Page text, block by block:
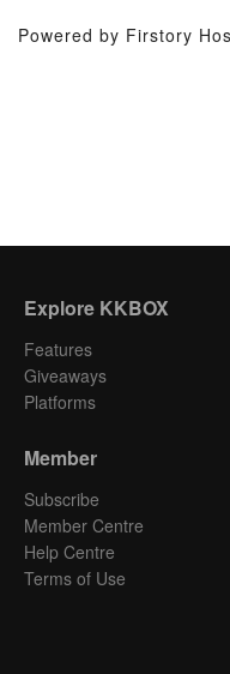
Powered by Firstory
Explore KKBOX
Features
Giveaways
Platforms
Member
Subscribe
Member Centre
Help Centre
Terms of Use